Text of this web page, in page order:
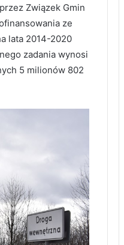
Związek Gmin
ze
lata 2014-2020
zadania wynosi
5 milionów 802